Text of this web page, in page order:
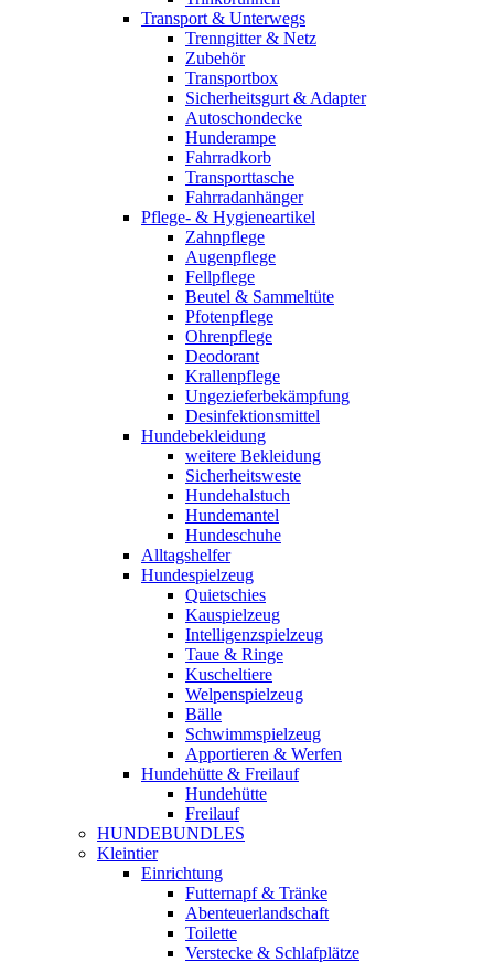
Transport & Unterwegs
Trenngitter & Netz
Zubehör
Transportbox
Sicherheitsgurt & Adapter
Autoschondecke
Hunderampe
Fahrradkorb
Transporttasche
Fahrradanhänger
Pflege- & Hygieneartikel
Zahnpflege
Augenpflege
Fellpflege
Beutel & Sammeltüte
Pfotenpflege
Ohrenpflege
Deodorant
Krallenpflege
Ungezieferbekämpfung
Desinfektionsmittel
Hundebekleidung
weitere Bekleidung
Sicherheitsweste
Hundehalstuch
Hundemantel
Hundeschuhe
Alltagshelfer
Hundespielzeug
Quietschies
Kauspielzeug
Intelligenzspielzeug
Taue & Ringe
Kuscheltiere
Welpenspielzeug
Bälle
Schwimmspielzeug
Apportieren & Werfen
Hundehütte & Freilauf
Hundehütte
Freilauf
HUNDEBUNDLES
Kleintier
Einrichtung
Futternapf & Tränke
Abenteuerlandschaft
Toilette
Verstecke & Schlafplätze